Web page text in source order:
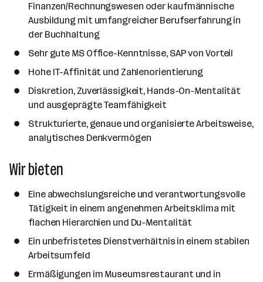
Finanzen/Rechnungswesen oder kaufmännische
Ausbildung mit umfangreicher Berufserfahrung in
der Buchhaltung
Sehr gute MS Office-Kenntnisse, SAP von Vorteil
Hohe IT-Affinität und Zahlenorientierung
Diskretion, Zuverlässigkeit, Hands-On-Mentalität
und ausgeprägte Teamfähigkeit
Strukturierte, genaue und organisierte Arbeitsweise,
analytisches Denkvermögen
Wir bieten
Eine abwechslungsreiche und verantwortungsvolle
Tätigkeit in einem angenehmen Arbeitsklima mit
flachen Hierarchien und Du-Mentalität
Ein unbefristetes Dienstverhältnis in einem stabilen
Arbeitsumfeld
Ermäßigungen im Museumsrestaurant und in